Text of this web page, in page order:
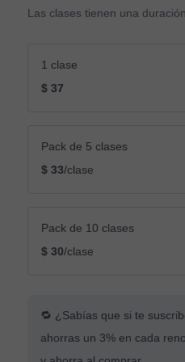
Las clases tienen una
1 clase
$ 37
Pack de 5 clases
$ 33/clase
Pack de 10 clases
$ 30/clase
🔁 ¿Sabías que si te
ahorras un 3% en cada